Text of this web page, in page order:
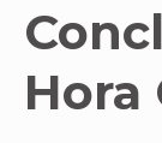
Hora